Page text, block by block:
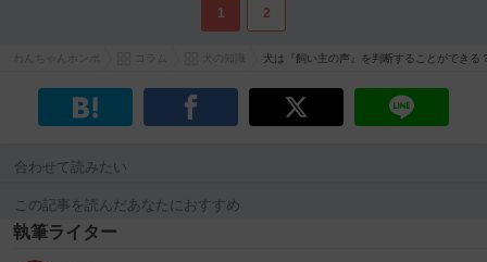
1 2
犬は『飼い主の声』を判断することができる
合わせて読みたい
この記事を読んだあなたにおすすめ
執筆ライター